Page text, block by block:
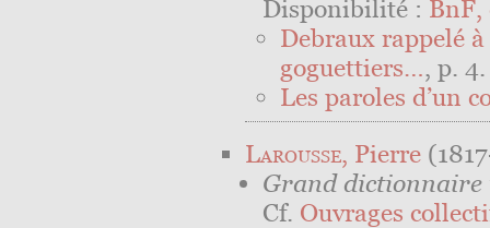
Disponibilité : BnF,
Debraux rappelé
goguettiers…, p. 4.
Les paroles d’un
Larousse, Pierre
Grand
Cf. Ouvrages